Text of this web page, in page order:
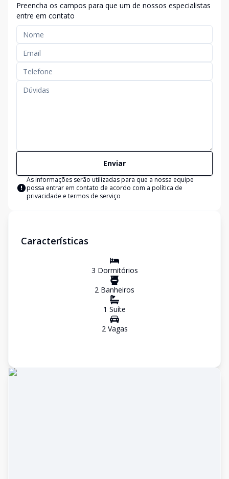
Preencha os campos para que um de nossos especialistas
entre em contato
Enviar
As informações serão utilizadas para que a nossa equipe
possa entrar em contato de acordo com a política de
privacidade e termos de serviço
Características
3 Dormitórios
2 Banheiros
1 Suíte
2Vagas